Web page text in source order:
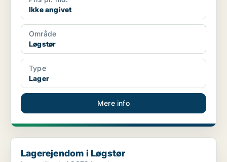
Ikke angivet
Område
Løgstør
Type
Lager
Mere info
Lagerejendom i Løgstør
Lagerejendom i Løgstør